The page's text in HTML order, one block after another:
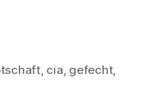
, cia, gefecht,